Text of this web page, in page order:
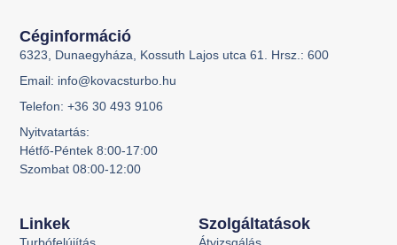
Szolgáltatások
Átvizsgálás
Linkek
Turbófelújítás
Céginformáció
6323, Dunaegyháza, Kossuth Lajos utca 61. Hrsz.: 600
Email: info@kovacsturbo.hu
Telefon: +36 30 493 9106
Nyitvatartás:
Hétfő-Péntek 8:00-17:00
Szombat 08:00-12:00